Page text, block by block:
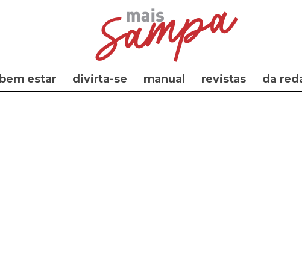
bem estar divirta-se manual revistas da